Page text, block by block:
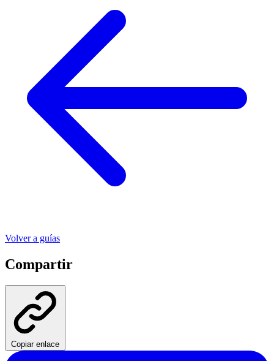
Volver a guías
Compartir
Copiar enlace